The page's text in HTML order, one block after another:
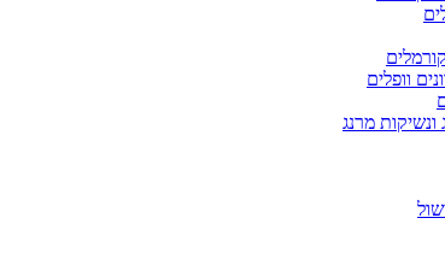
וופלים
ונשיקות מרנג